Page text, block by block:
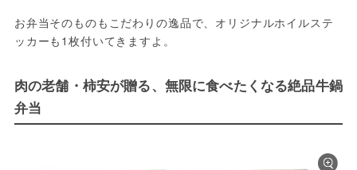
お弁当そのものもこだわりの逸品で、オリジナルホイルステ
ッカーも1枚付いてきますよ。
肉の老舗・柿安が贈る、無限に食べたくなる絶品牛鍋
弁当